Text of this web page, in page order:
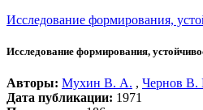
Исследование формирования,
Исследование формирования,
Авторы: Мухин В. А. , Чернов В.
Дата публикации: 1971